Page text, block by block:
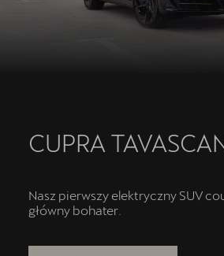
CUPRA
Nasz pierwszy elektryczny SUV
główny bohater.